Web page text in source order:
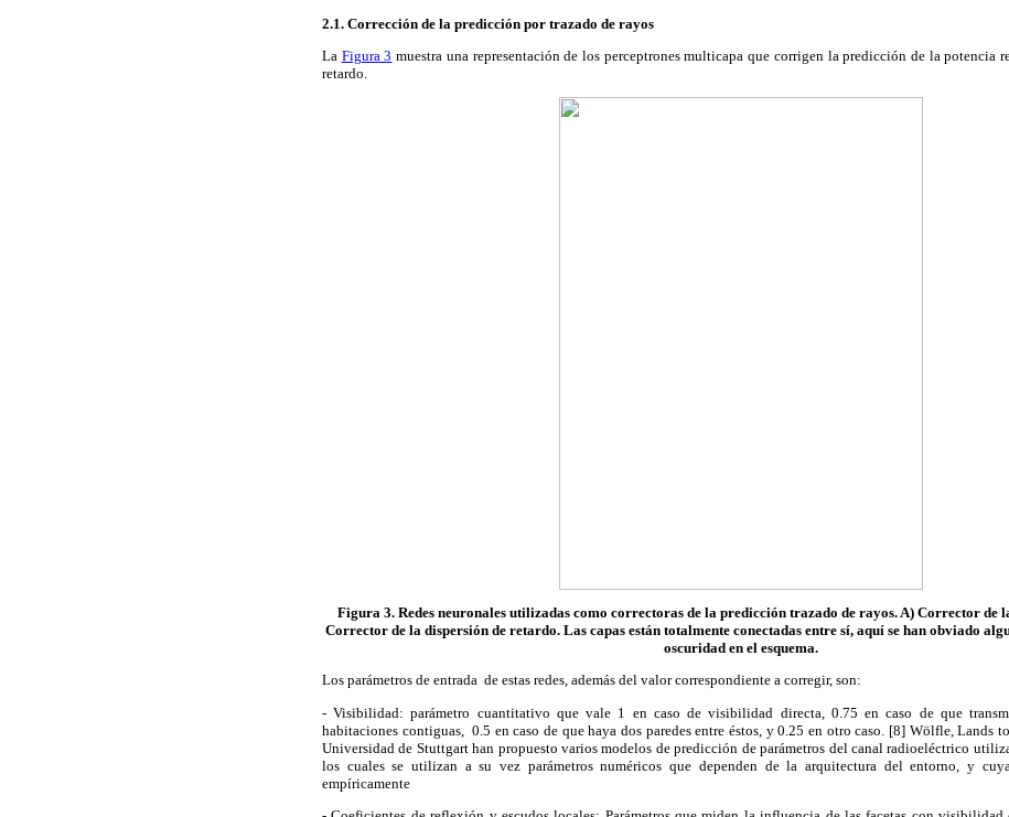
2.1. Corrección de la predicción por trazado de rayos
La Figura 3 muestra una representación de los perceptrones multicapa que corrigen la predicción de la potencia
retardo.
Figura 3. Redes neuronales utilizadas como correctoras de la predicción trazado de rayos. A) Corrector de
Corrector de la dispersión de retardo. Las capas están totalmente conectadas entre sí, aquí se han obviado
oscuridad en el esquema.
Los parámetros de entrada de estas redes, además del valor correspondiente a corregir, son:
- Visibilidad: parámetro cuantitativo que vale 1 en caso de visibilidad directa, 0.75 en caso de que
habitaciones contiguas, 0.5 en caso de que haya dos paredes entre éstos, y 0.25 en otro caso. [8] Wölfle, Lands
Universidad de Stuttgart han propuesto varios modelos de predicción de parámetros del canal radioeléctrico
los cuales se utilizan a su vez parámetros numéricos que dependen de la arquitectura del entorno, y
empíricamente